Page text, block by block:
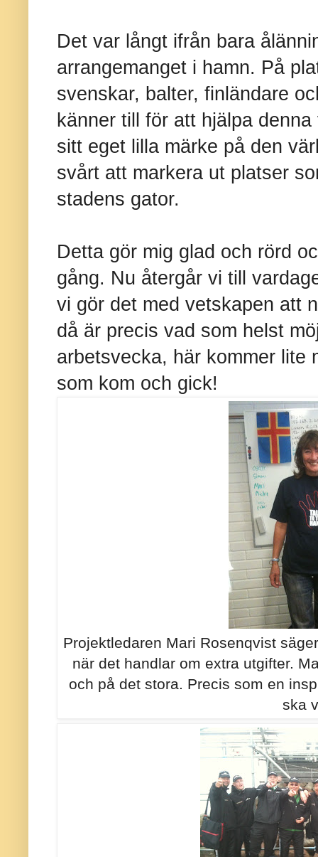
Det var långt ifrån bara
arrangemanget i hamn. På
svenskar, balter, finländare
känner till för att hjälpa
sitt eget lilla märke på den
svårt att markera ut platser
stadens gator.
Detta gör mig glad och rörd
gång. Nu återgår vi till
vi gör det med vetskapen att
då är precis vad som helst
arbetsvecka, här kommer lite
som kom och gick!
Projektledaren Mari Rosenqvist
när det handlar om extra utgifter.
och på det stora. Precis som en
ska